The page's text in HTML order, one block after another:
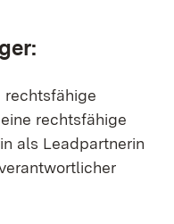
rechtsfähige
rechtsfähige
als Leadpartnerin